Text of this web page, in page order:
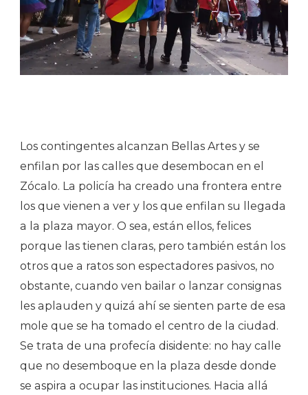
Los contingentes alcanzan Bellas Artes y se
enfilan por las calles que desembocan en el
Zócalo. La policía ha creado una frontera entre
los que vienen a ver y los que enfilan su llegada
a la plaza mayor. O sea, están ellos, felices
porque las tienen claras, pero también están los
otros que a ratos son espectadores pasivos, no
obstante, cuando ven bailar o lanzar consignas
les aplauden y quizá ahí se sienten parte de esa
mole que se ha tomado el centro de la ciudad.
Se trata de una profecía disidente: no hay calle
que no desemboque en la plaza desde donde
se aspira a ocupar las instituciones. Hacia allá